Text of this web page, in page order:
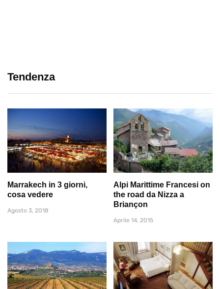
Tendenza
Marrakech in 3 giorni,
cosa vedere
Agosto 3, 2018
Alpi Marittime Francesi on
the road da Nizza a
Briançon
Aprile 14, 2015